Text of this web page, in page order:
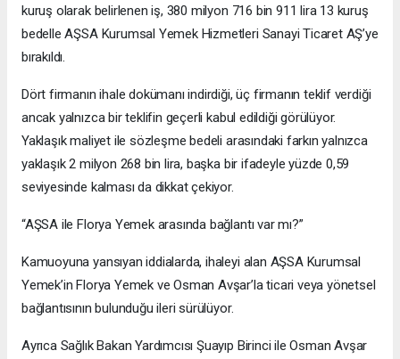
kuruş olarak belirlenen iş, 380 milyon 716 bin 911 lira 13 kuruş
bedelle AŞSA Kurumsal Yemek Hizmetleri Sanayi Ticaret AŞ’ye
bırakıldı.
Dört firmanın ihale dokümanı indirdiği, üç firmanın teklif verdiği
ancak yalnızca bir teklifin geçerli kabul edildiği görülüyor.
Yaklaşık maliyet ile sözleşme bedeli arasındaki farkın yalnızca
yaklaşık 2 milyon 268 bin lira, başka bir ifadeyle yüzde 0,59
seviyesinde kalması da dikkat çekiyor.
“AŞSA ile Florya Yemek arasında bağlantı var mı?”
Kamuoyuna yansıyan iddialarda, ihaleyi alan AŞSA Kurumsal
Yemek’in Florya Yemek ve Osman Avşar’la ticari veya yönetsel
bağlantısının bulunduğu ileri sürülüyor.
Ayrıca Sağlık Bakan Yardımcısı Şuayıp Birinci ile Osman Avşar